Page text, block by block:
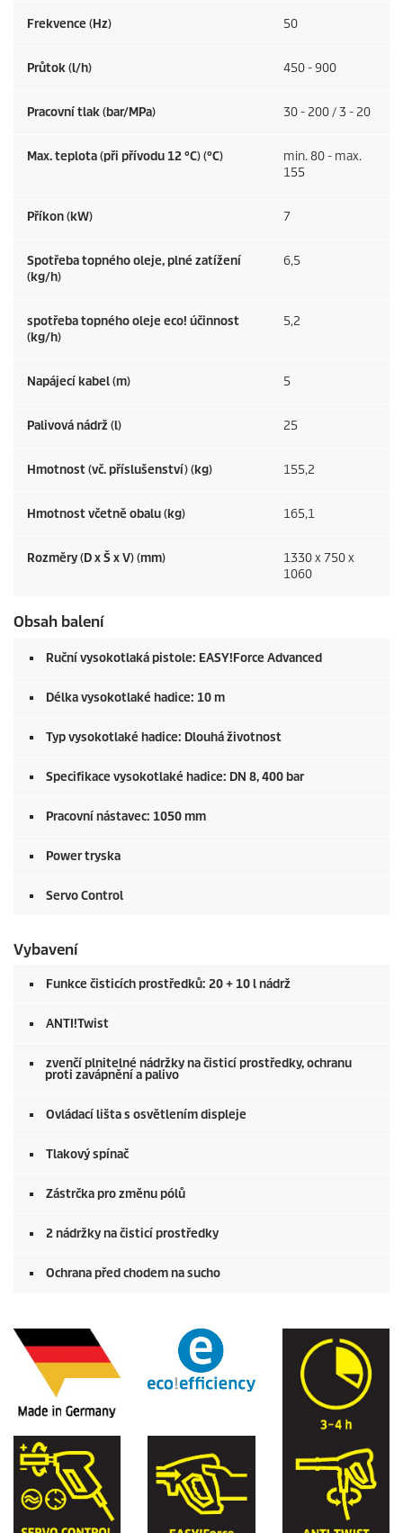
Frekvence (Hz) 50
Průtok (l/h) 450 - 900
Pracovní tlak (bar/MPa) 30 - 200 / 3 - 20
Max. teplota (při přívodu 12 °C) (°C)
min. 80 - max.
155
Příkon (kW) 7
Spotřeba topného oleje, plné zatížení
(kg/h)
6,5
spotřeba topného oleje eco! účinnost
(kg/h)
5,2
Napájecí kabel (m) 5
Palivová nádrž (l) 25
Hmotnost (vč. příslušenství) (kg) 155,2
Hmotnost včetně obalu (kg) 165,1
Rozměry (D x Š x V) (mm)
1330 x 750 x
1060
Obsah balení
Ruční vysokotlaká pistole: EASY!Force Advanced
Délka vysokotlaké hadice: 10 m
Typ vysokotlaké hadice: Dlouhá životnost
Specifikace vysokotlaké hadice: DN 8, 400 bar
Pracovní nástavec: 1050 mm
Power tryska
Servo Control
Vybavení
Funkce čisticích prostředků: 20 + 10 l nádrž
ANTI!Twist
zvenčí plnitelné nádržky na čisticí prostředky, ochranu
proti zavápnění a palivo
Ovládací lišta s osvětlením displeje
Tlakový spínač
Zástrčka pro změnu pólů
2 nádržky na čisticí prostředky
Ochrana před chodem na sucho